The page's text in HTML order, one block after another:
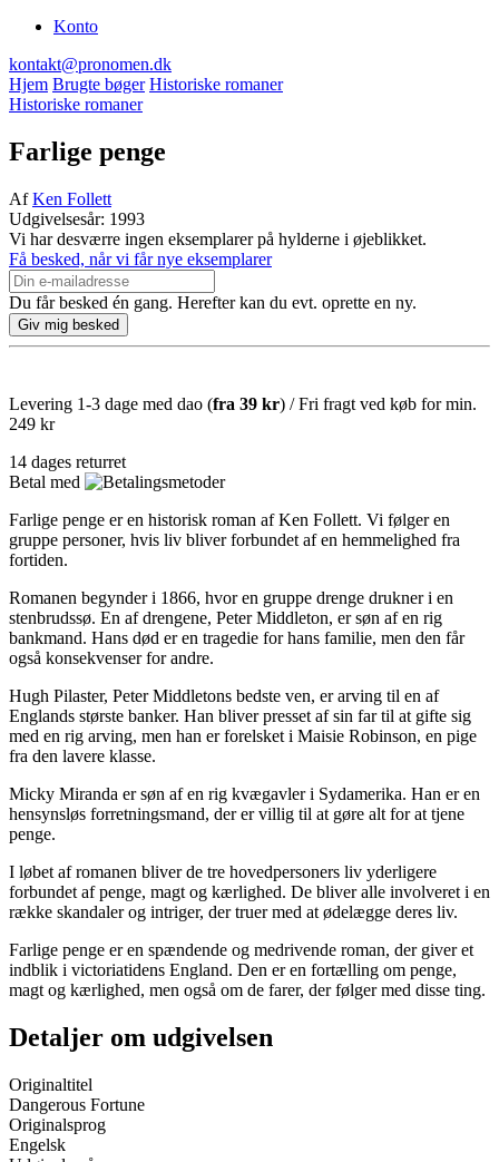
Konto
kontakt@pronomen.dk
Hjem Brugte bøger Historiske romaner
Historiske romaner
Farlige penge
AfKen Follett
Udgivelsesår: 1993
Vi har desværre ingen eksemplarer på hylderne i øjeblikket.
Få besked, når vi får nye eksemplarer
Du får besked én gang. Herefter kan du evt. oprette en ny.
Levering 1-3 dage med dao (fra 39 kr) / Fri fragt ved køb for min.
249 kr
14 dages returret
Betal med
Farlige penge er en historisk roman af Ken Follett. Vi følger en
gruppe personer, hvis liv bliver forbundet af en hemmelighed fra
fortiden.
Romanen begynder i 1866, hvor en gruppe drenge drukner i en
stenbrudssø. En af drengene, Peter Middleton, er søn af en rig
bankmand. Hans død er en tragedie for hans familie, men den får
også konsekvenser for andre.
Hugh Pilaster, Peter Middletons bedste ven, er arving til en af
Englands største banker. Han bliver presset af sin far til at gifte sig
med en rig arving, men han er forelsket i Maisie Robinson, en pige
fra den lavere klasse.
Micky Miranda er søn af en rig kvægavler i Sydamerika. Han er en
hensynsløs forretningsmand, der er villig til at gøre alt for at tjene
penge.
I løbet af romanen bliver de tre hovedpersoners liv yderligere
forbundet af penge, magt og kærlighed. De bliver alle involveret i en
række skandaler og intriger, der truer med at ødelægge deres liv.
Farlige penge er en spændende og medrivende roman, der giver et
indblik i victoriatidens England. Den er en fortælling om penge,
magt og kærlighed, men også om de farer, der følger med disse ting.
Detaljer om udgivelsen
Originaltitel
Dangerous Fortune
Originalsprog
Engelsk